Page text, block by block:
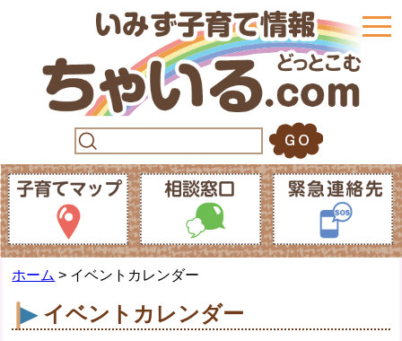
ホーム > イベントカレンダー
イベントカレンダー